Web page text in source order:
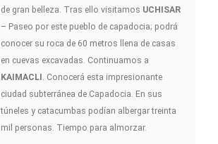
de gran belleza. Tras ello visitamos UCHISAR
– Paseo por este pueblo de capadocia; podrá
conocer su roca de 60 metros llena de casas
en cuevas excavadas. Continuamos a
KAIMACLI . Conocerá esta impresionante
ciudad subterránea de Capadocia. En sus
túneles y catacumbas podían albergar treinta
mil personas. Tiempo para almorzar.